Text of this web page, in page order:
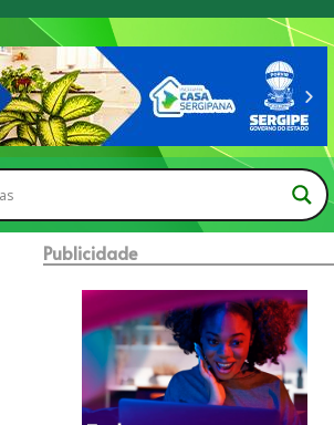
Publicidade